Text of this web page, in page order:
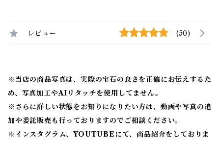
レビュー (50)
※当店の商品写真は、実際の宝石の良さを正確にお伝えするた
め、写真加工やAIリタッチを使用してません。
※ さらに詳しい状態をお知りになりたい方は、動画や写真の追
加や委託販売も行っておりますのでご相談ください。
※ インスタグラム、YOUTUBEにて、商品紹介をしておりま